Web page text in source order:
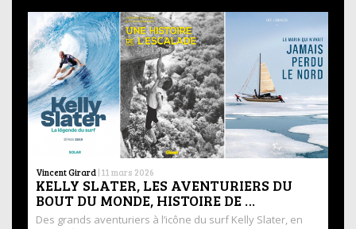
Vincent Girard | 11 mars 2026
KELLY SLATER, LES AVENTURIERS DU
BOUT DU MONDE, HISTOIRE DE …
Des grands aventuriers à l’icône du surf Kelly Slater, en